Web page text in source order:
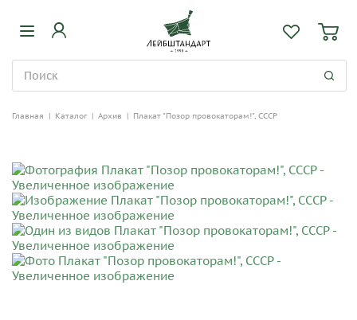
Главная | Каталог | Архив | Плакат "Позор провокаторам!", СССР